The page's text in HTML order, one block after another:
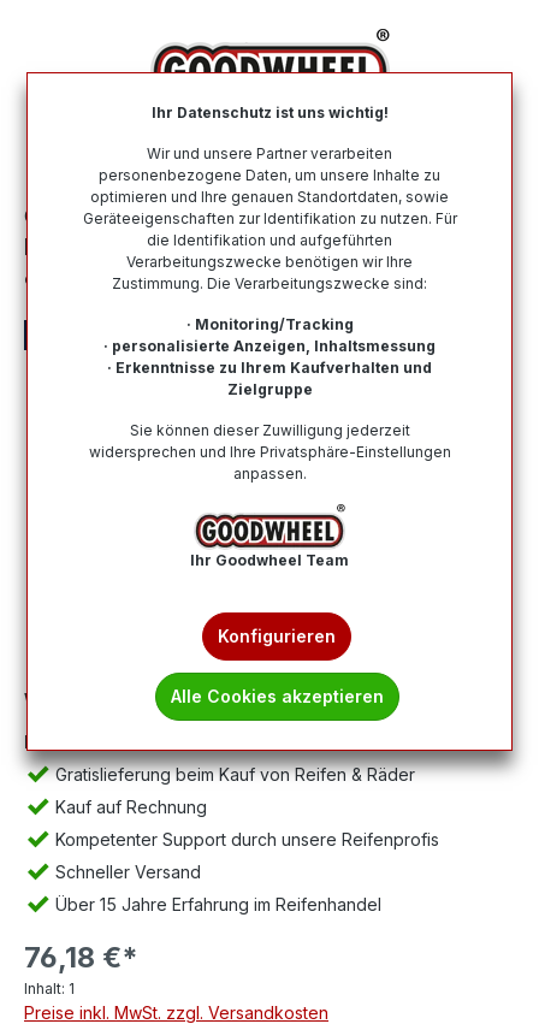
Ganzjahresreifen Nach Größe 185 65 R15
ROYAL BLACK ROYAL A/S II 185/65R15
92T XL BSW
Wichtig: Abbildung kann abweichen, Lieferung ohne Felge.
Ihre Vorteile:
Gratislieferung beim Kauf von Reifen & Räder
Kauf auf Rechnung
Kompetenter Support durch unsere Reifenprofis
Schneller Versand
Über 15 Jahre Erfahrung im Reifenhandel
76,18 €*
Inhalt: 1
Preise inkl. MwSt. zzgl. Versandkosten
Ihr Datenschutz ist uns wichtig!
Wir und unsere Partner verarbeiten
personenbezogene Daten, um unsere Inhalte zu
optimieren und Ihre genauen Standortdaten, sowie
Geräteeigenschaften zur Identifikation zu nutzen. Für
die Identifikation und aufgeführten
Verarbeitungszwecke benötigen wir Ihre
Zustimmung. Die Verarbeitungszwecke sind:
· Monitoring/Tracking
· personalisierte Anzeigen, Inhaltsmessung
· Erkenntnisse zu Ihrem Kaufverhalten und
Zielgruppe
Sie können dieser Zuwilligung jederzeit
widersprechen und Ihre Privatsphäre-Einstellungen
anpassen.
Ihr Goodwheel Team
Konfigurieren
Alle Cookies akzeptieren